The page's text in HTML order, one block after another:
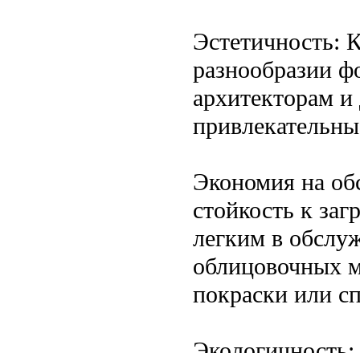
Эстетичность:
разнообразии
архитекторам
Экономия на
стойкость к
легким в
облицовочных
покраски или